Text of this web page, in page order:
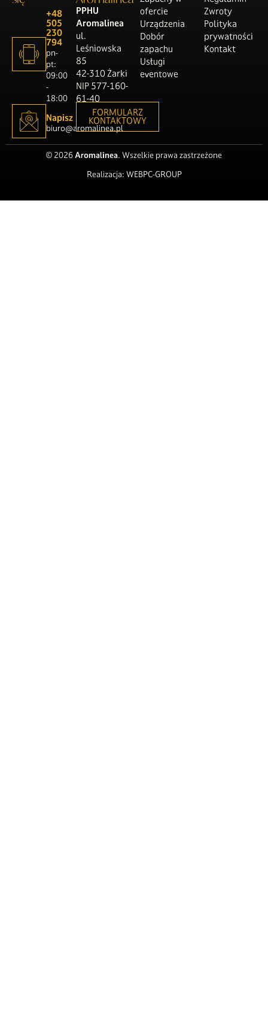
+48
505
230
794
pn-
pt:
09:00
-
18:00
Napisz
biuro@aromalinea.pl
PPHU
Aromalinea
ul.
Leśniowska
85
42-310 Żarki
NIP 577-160-
61-40
FORMULARZ
KONTAKTOWY
ofercie
Urządzenia
Dobór
zapachu
Usługi
eventowe
Zwroty
Polityka
prywatności
Kontakt
© 2026Aromalinea. Wszelkie prawa zastrzeżone
Realizacja: WEBPC-GROUP